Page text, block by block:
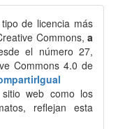
de licencia más
Commons, a
el número 27,
Commons 4.0 de
web como los
reflejan esta